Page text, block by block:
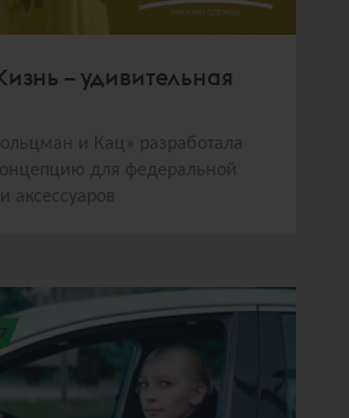
– удивительная
и Кац» разработала
для федеральной
аксессуаров